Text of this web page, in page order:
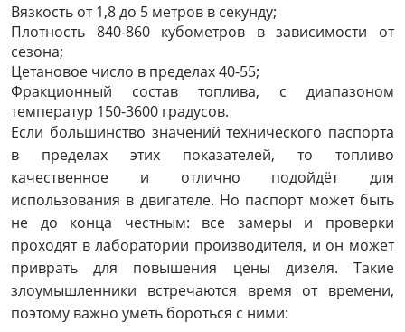
Вязкость от 1,8 до 5 метров в секунду;
Плотность 840-860 кубометров в зависимости от
сезона;
Цетановое число в пределах 40-55;
Фракционный состав топлива, с диапазоном
температур 150-3600 градусов.
Если большинство значений технического паспорта
в пределах этих показателей, то топливо
качественное и отлично подойдёт для
использования в двигателе. Но паспорт может быть
не до конца честным: все замеры и проверки
проходят в лаборатории производителя, и он может
приврать для повышения цены дизеля. Такие
злоумышленники встречаются время от времени,
поэтому важно уметь бороться с ними: